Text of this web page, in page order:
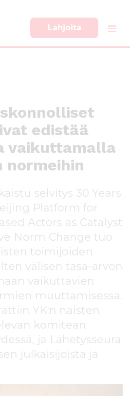
Lahjoita
edistää
vaikuttamalla
normeihin
selvitys 30 Years
Platform for
Actors as Catalyst
Norm Change tuo
toimijoiden
välisen tasa-arvon
vaikuttavien
muuttamisessa.
YK:n naisten
komitean
ja Lähetysseura
julkaisijoista ja